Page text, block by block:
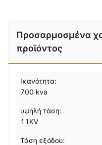
Προσαρμοσμένα
προϊόντος
Ικανότητα:
700 kva
υψηλή τάση:
11KV
Τάση εξόδου: